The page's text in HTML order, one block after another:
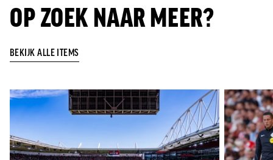
OP ZOEK NAAR MEER?
BEKIJK ALLE ITEMS